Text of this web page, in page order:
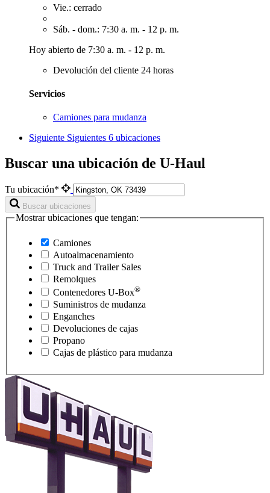
Vie.: cerrado
Sáb. - dom.: 7:30 a. m. - 12 p. m.
Hoy abierto de 7:30 a. m. - 12 p. m.
Devolución del cliente 24 horas
Servicios
Camiones para mudanza
Siguiente Siguientes 6 ubicaciones
Buscar una ubicación de U-Haul
Tu ubicación*
Buscar ubicaciones
Mostrar ubicaciones que tengan:
Camiones
Autoalmacenamiento
Truck and Trailer Sales
Remolques
Contenedores U-Box®
Suministros de mudanza
Enganches
Devoluciones de cajas
Propano
Cajas de plástico para mudanza